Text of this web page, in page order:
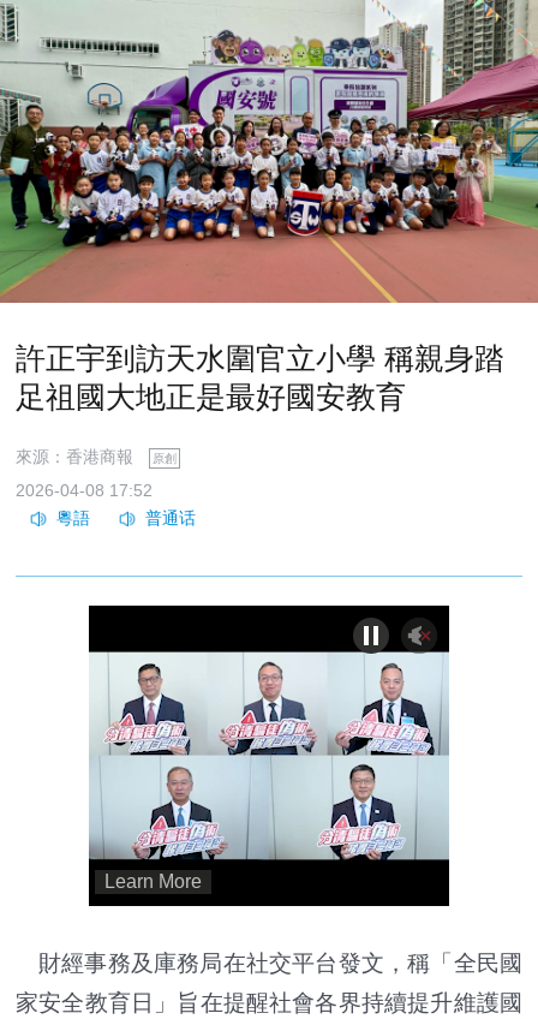
許正宇到訪天水圍官立小學 稱親身踏
足祖國大地正是最好國安教育
來源：香港商報 原創
2026-04-08 17:52
財經事務及庫務局在社交平台發文，稱「全民國
家安全教育日」旨在提醒社會各界持續提升維護國